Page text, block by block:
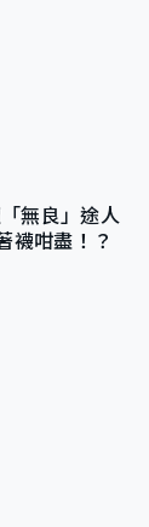
無良」途人
襪咁盡！？